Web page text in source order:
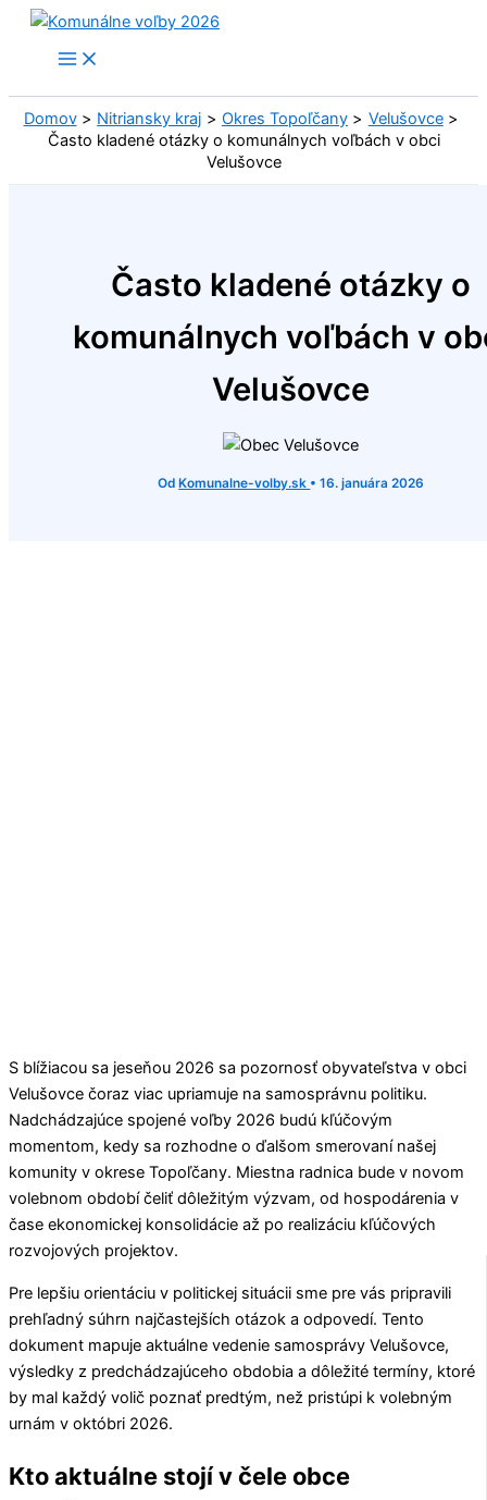
Preskočiť
Domov Nitriansky kraj Okres Topoľčany
Velušovce
Často kladené otázky o komunálnych voľbách v obci
Velušovce
Často kladené otázky o
komunálnych voľbách v
Velušovce
Od Komunalne-volby.sk •16. januára 2026
S blížiacou sa jeseňou 2026 sa pozornosť obyvateľstva v obci
Velušovce čoraz viac upriamuje na samosprávnu politiku.
Nadchádzajúce spojené voľby 2026 budú kľúčovým
momentom, kedy sa rozhodne o ďalšom smerovaní našej
komunity v okrese Topoľčany. Miestna radnica bude v novom
volebnom období čeliť dôležitým výzvam, od hospodárenia v
čase ekonomickej konsolidácie až po realizáciu kľúčových
rozvojových projektov.
Pre lepšiu orientáciu v politickej situácii sme pre vás pripravili
prehľadný súhrn najčastejších otázok a odpovedí. Tento
dokument mapuje aktuálne vedenie samosprávy Velušovce,
výsledky z predchádzajúceho obdobia a dôležité termíny, ktoré
by mal každý volič poznať predtým, než pristúpi k volebným
urnám v októbri 2026.
Kto aktuálne stojí v čele obce